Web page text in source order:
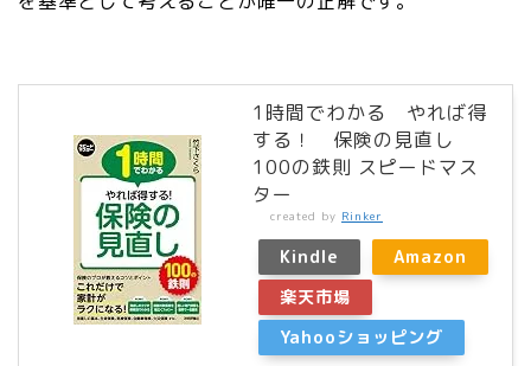
1時間でわかる やれば得
する！ 保険の見直し
100の鉄則 スピードマス
ター
created by Rinker
Kindle
Amazon
楽天市場
Yahooショッピング